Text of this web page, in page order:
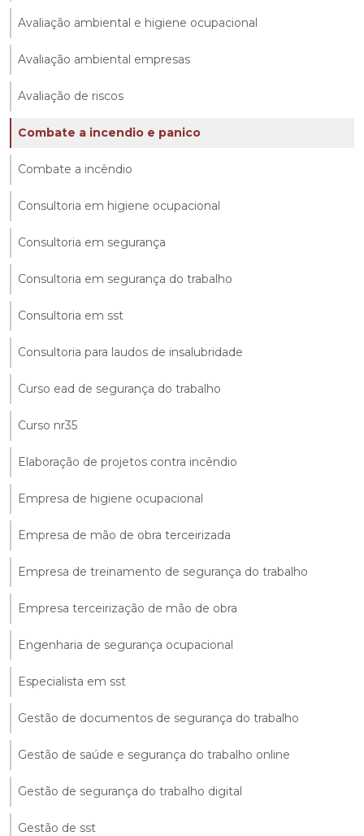
Avaliação ambiental e higiene ocupacional
Avaliação ambiental empresas
Avaliação de riscos
Combate a incendio e panico
Combate a incêndio
Consultoria em higiene ocupacional
Consultoria em segurança
Consultoria em segurança do trabalho
Consultoria em sst
Consultoria para laudos de insalubridade
Curso ead de segurança do trabalho
Curso nr35
Elaboração de projetos contra incêndio
Empresa de higiene ocupacional
Empresa de mão de obra terceirizada
Empresa de treinamento de segurança do trabalho
Empresa terceirização de mão de obra
Engenharia de segurança ocupacional
Especialista em sst
Gestão de documentos de segurança do trabalho
Gestão de saúde e segurança do trabalho online
Gestão de segurança do trabalho digital
Gestão de sst